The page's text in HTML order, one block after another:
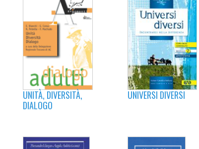
UNITÀ, DIVERSITÀ,
DIALOGO
UNIVERSI DIVERSI